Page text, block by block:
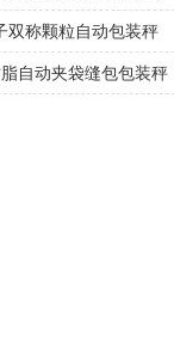
双称颗粒自动包装秤
自动夹袋缝包包装秤